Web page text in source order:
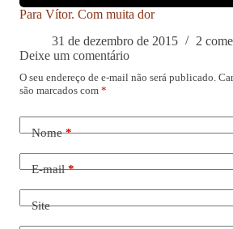
Para Vítor. Com muita dor
31 de dezembro de 2015
2
Deixe um comentário
O seu endereço de e-mail não será publicado.
são marcados com *
Nome*
E-mail*
Site